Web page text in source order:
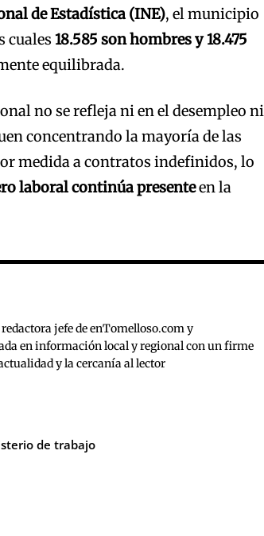
de Estadística (INE), el municipio
cuales 18.585 son hombres y 18.475
equilibrada.
no se refleja ni en el desempleo ni
concentrando la mayoría de las
medida a contratos indefinidos, lo
laboral continúa presenteen la
jefe de enTomelloso.com y
en información local y regional con un firme
y la cercanía al lector
de trabajo